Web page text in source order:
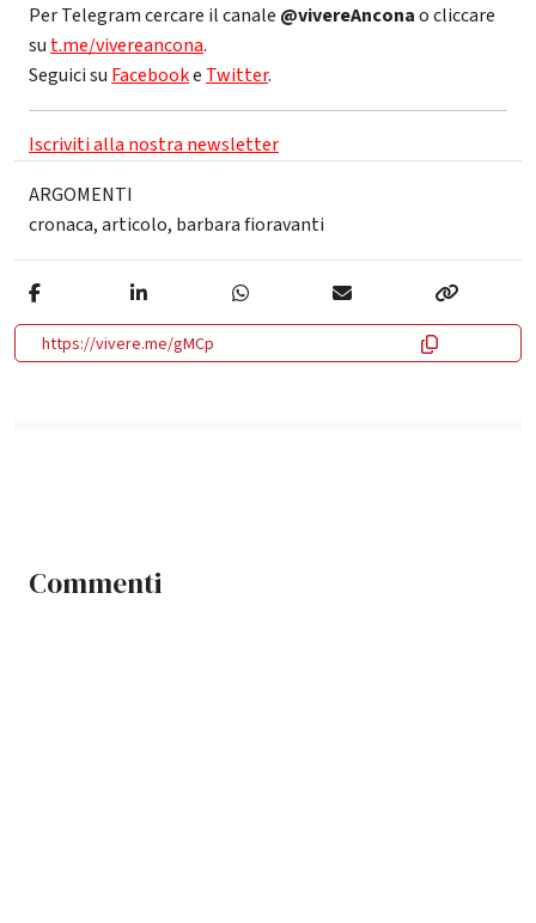
Per Telegram cercare il canale @vivereAnconao cliccare
su t.me/vivereancona.
Seguici su Facebooke Twitter.
Iscriviti alla nostra newsletter
ARGOMENTI
cronaca,articolo, barbara fioravanti
https://vivere.me/gMCp
Commenti